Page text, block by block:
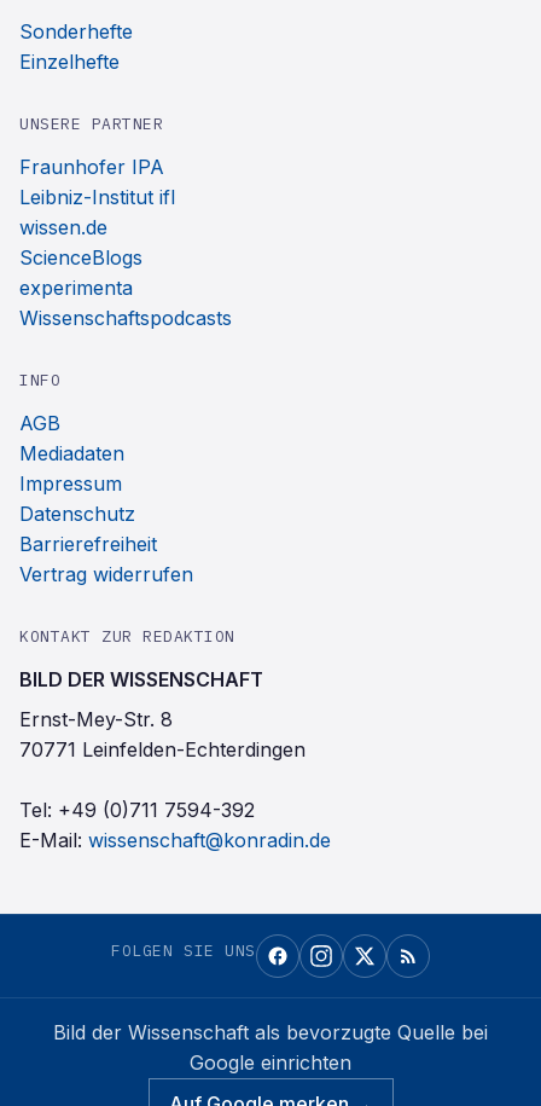
Sonderhefte
Einzelhefte
UNSERE PARTNER
Fraunhofer IPA
Leibniz-Institut ifl
wissen.de
ScienceBlogs
experimenta
Wissenschaftspodcasts
INFO
AGB
Mediadaten
Impressum
Datenschutz
Barrierefreiheit
Vertrag widerrufen
KONTAKT ZUR REDAKTION
BILD DER WISSENSCHAFT
Ernst-Mey-Str. 8
70771 Leinfelden-Echterdingen
Tel: +49 (0)711 7594-392
E-Mail: wissenschaft@konradin.de
FOLGEN SIE UNS
Bild der Wissenschaft als bevorzugte Quelle bei
Google einrichten